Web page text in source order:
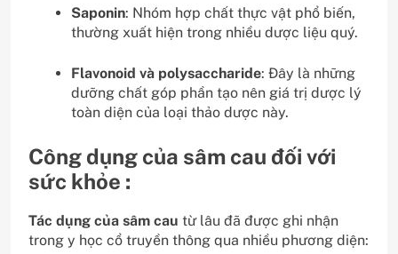
Saponin: Nhóm hợp chất thực vật phổ biến,
thường xuất hiện trong nhiều dược liệu quý.
Flavonoid và polysaccharide: Đây là những
dưỡng chất góp phần tạo nên giá trị dược lý
toàn diện của loại thảo dược này.
Công dụng của sâm cau đối với
sức khỏe :
Tác dụng của sâm cau từ lâu đã được ghi nhận
trong y học cổ truyền thông qua nhiều phương diện: